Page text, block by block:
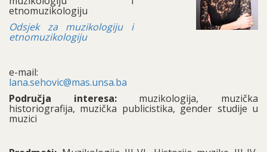
etnomuzikologiju
Odsjek za muzikologiju i
etnomuzikologiju
e-mail:
lana.sehovic@mas.unsa.ba
Područja interesa:muzikologija, muzička
historiografija, muzička publicistika, gender studije u
muzici